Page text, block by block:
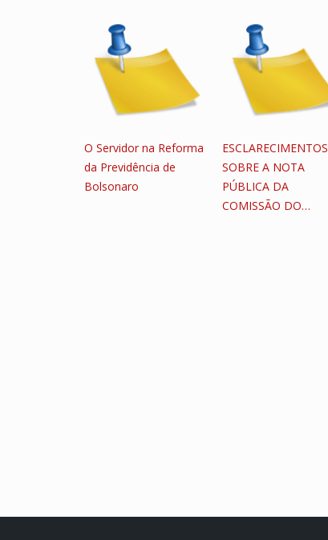
O Servidor na Reforma
da Previdência de
Bolsonaro
ESCLARECIMENTOS
SOBRE A NOTA
PÚBLICA DA
COMISSÃO DO…